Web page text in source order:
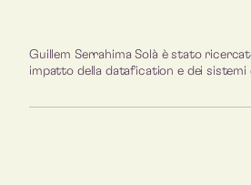
Guillem Serrahima Solà è stato
impatto della datafication e dei